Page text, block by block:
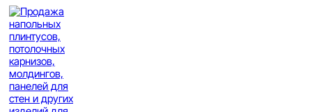
Перейти
к
содержимому